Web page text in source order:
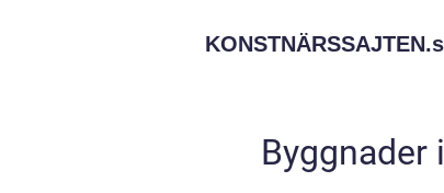
KONSTNÄRSSAJTEN.
Byggnader